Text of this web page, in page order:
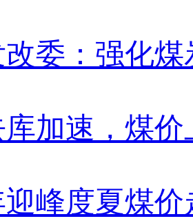
改委：强化
加速，煤
峰度夏煤价